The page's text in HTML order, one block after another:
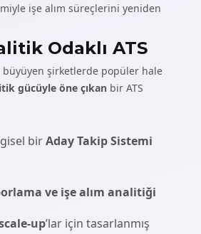
işe alım süreçlerini yeniden
Odaklı ATS
büyüyen şirketlerde popüler hale
gücüyle öne çıkan bir ATS
birAday Takip Sistemi
ve işe alım analitiği
up’lar için tasarlanmış